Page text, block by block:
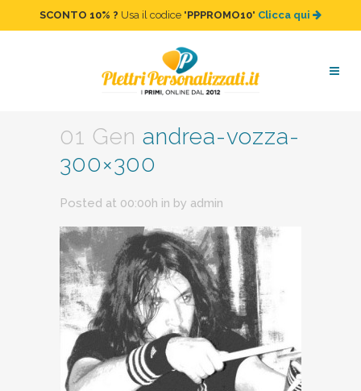
SCONTO 10% ? Usa il codice "PPPROMO10" Clicca qui
andrea-vozza-300×300
01 Gen andrea-vozza-
300×300
Posted at 00:00h in by admin